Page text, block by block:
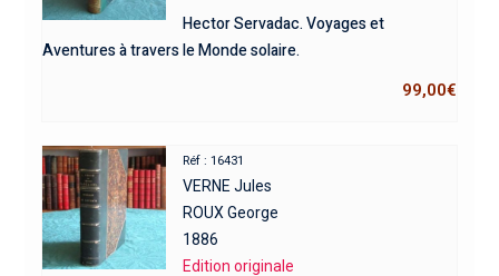
Hector Servadac. Voyages et
Aventures à travers le Monde solaire.
99,00€
Réf : 16431
VERNE Jules
ROUX George
1886
Edition originale